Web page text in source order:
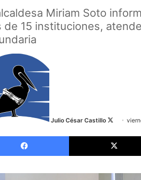
Miriam Soto
de 15 instituciones,
Julio César Castillo
Facebook